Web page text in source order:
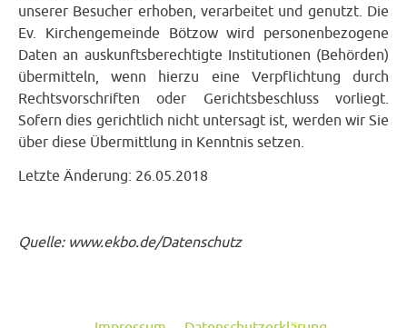
unserer Besucher erhoben, verarbeitet und genutzt. Die
Ev. Kirchengemeinde Bötzow wird personenbezogene
Daten an auskunftsberechtigte Institutionen (Behörden)
übermitteln, wenn hierzu eine Verpflichtung durch
Rechtsvorschriften oder Gerichtsbeschluss vorliegt.
Sofern dies gerichtlich nicht untersagt ist, werden wir Sie
über diese Übermittlung in Kenntnis setzen.
Letzte Änderung: 26.05.2018
Quelle: www.ekbo.de/Datenschutz